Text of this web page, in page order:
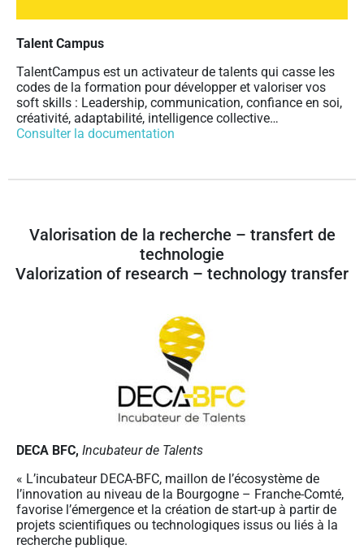
Talent Campus
TalentCampus est un activateur de talents qui casse les
codes de la formation pour développer et valoriser vos
soft skills : Leadership, communication, confiance en soi,
créativité, adaptabilité, intelligence collective…
Consulter la documentation
Valorisation de la recherche – transfert de
technologie
Valorization of research – technology transfer
DECA BFC, Incubateur de Talents
« L’incubateur DECA-BFC, maillon de l’écosystème de
l’innovation au niveau de la Bourgogne – Franche-Comté,
favorise l’émergence et la création de start-up à partir de
projets scientifiques ou technologiques issus ou liés à la
recherche publique.